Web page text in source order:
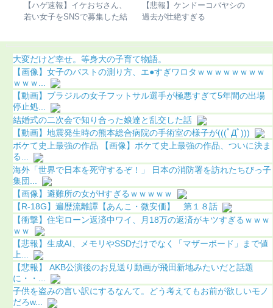
【ハゲ速報】人気声優の杉田
智和さん、とんでもない髪型
【超画像】チー牛さん、世界
にチー牛を晒してしまうｗｗ
大変だけど幸せ。等身大の子育て物語。
【画像】女子のバストの測り方、エ●すぎワロタｗｗｗｗｗｗｗｗ
ｗｗｗ...
【動画】ブラジルの女子フットサル選手が極悪すぎて5年間の出場
停止処...
結婚式の二次会で知り合った娘達と乱交した話
【動画】地震発生時の熊本総合病院の手術室の様子が(((ﾟДﾟ)))
ボケて史上最強の作品 【画像】ボケて史上最強の作品、ついに決ま
る...
海外「世界で日本を死守するぞ！」 日本の消防署を訪れたちびっ子
集団...
【画像】避難所の女がHすぎるｗｗｗｗｗ
【R-18G】遍歴流離譚【あんこ・微安価】 第１８話
【衝撃】住宅ローン返済中ワイ、月18万の返済がキツすぎるｗｗｗ
ｗｗ
【悲報】生成AI、メモリやSSDだけでなく「マザーボード」まで値
上...
【悲報】 AKB公演後のお見送り動画が飛田新地みたいだと話題
に・・...
子供を盗みの言い訳にするなんて。どう考えてもお前が欲しいモノ
だろw...